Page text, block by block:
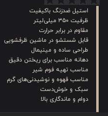
استیل ضدزنگ باکیفیت
ظرفیت ۳۵۰ میلی‌لیتر
مقاوم در برابر حرارت
قابل شستشو در ماشین ظرفشویی
طراحی ساده و مینیمال
دهانه مناسب برای ریختن دقیق
مناسب تهیه فوم شیر
مناسب قهوه و نوشیدنی‌های گرم
سبک و خوش‌دست
دوام و ماندگاری بالا